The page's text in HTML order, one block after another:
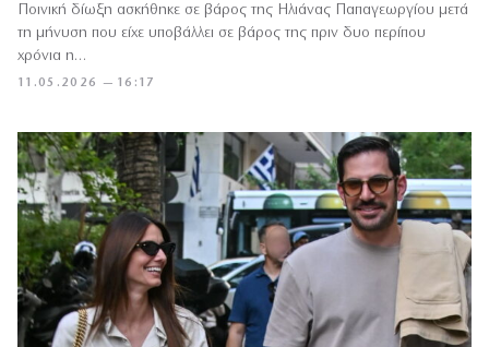
11.05.2026 — 16:17
Ποινική δίωξη ασκήθηκε σε βάρος της Ηλιάνας Παπαγεωργίου μετά
τη μήνυση που είχε υποβάλλει σε βάρος της πριν δυο περίπου
χρόνια η…